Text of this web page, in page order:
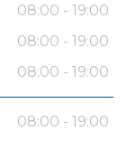
08:00 - 19:00
08:00 - 19:00
08:00 - 19:00
08:00 - 19:00